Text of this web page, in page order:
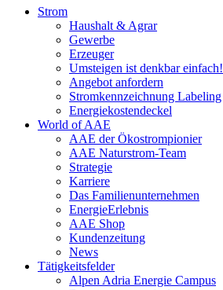
Strom
Haushalt & Agrar
Gewerbe
Erzeuger
Umsteigen ist denkbar einfach!
Angebot anfordern
Stromkennzeichnung Labeling
Energiekostendeckel
World of AAE
AAE der Ökostrompionier
AAE Naturstrom-Team
Strategie
Karriere
Das Familienunternehmen
EnergieErlebnis
AAE Shop
Kundenzeitung
News
Tätigkeitsfelder
Alpen Adria Energie Campus